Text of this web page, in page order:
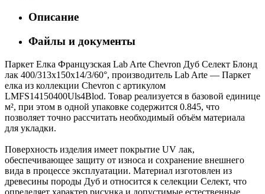
Описание
Файлы и документы
Паркет Елка Французская Lab Arte Chevron Дуб Селект Блонд
лак 400/313х150х14/3/60°, производитель Lab Arte — Паркет
елка из коллекции Chevron с артикулом
LMFS14150400Uls4Blod. Товар реализуется в базовой единице
м², при этом в одной упаковке содержится 0.845, что
позволяет точно рассчитать необходимый объём материала
для укладки.
Поверхность изделия имеет покрытие UV лак,
обеспечивающее защиту от износа и сохранение внешнего
вида в процессе эксплуатации. Материал изготовлен из
древесины породы Дуб и относится к селекции Селект, что
определяет характер рисунка и допустимые естественные